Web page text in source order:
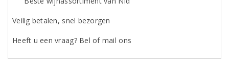
Veilig betalen, snel bezorgen
Heeft u een vraag? Bel of mail ons